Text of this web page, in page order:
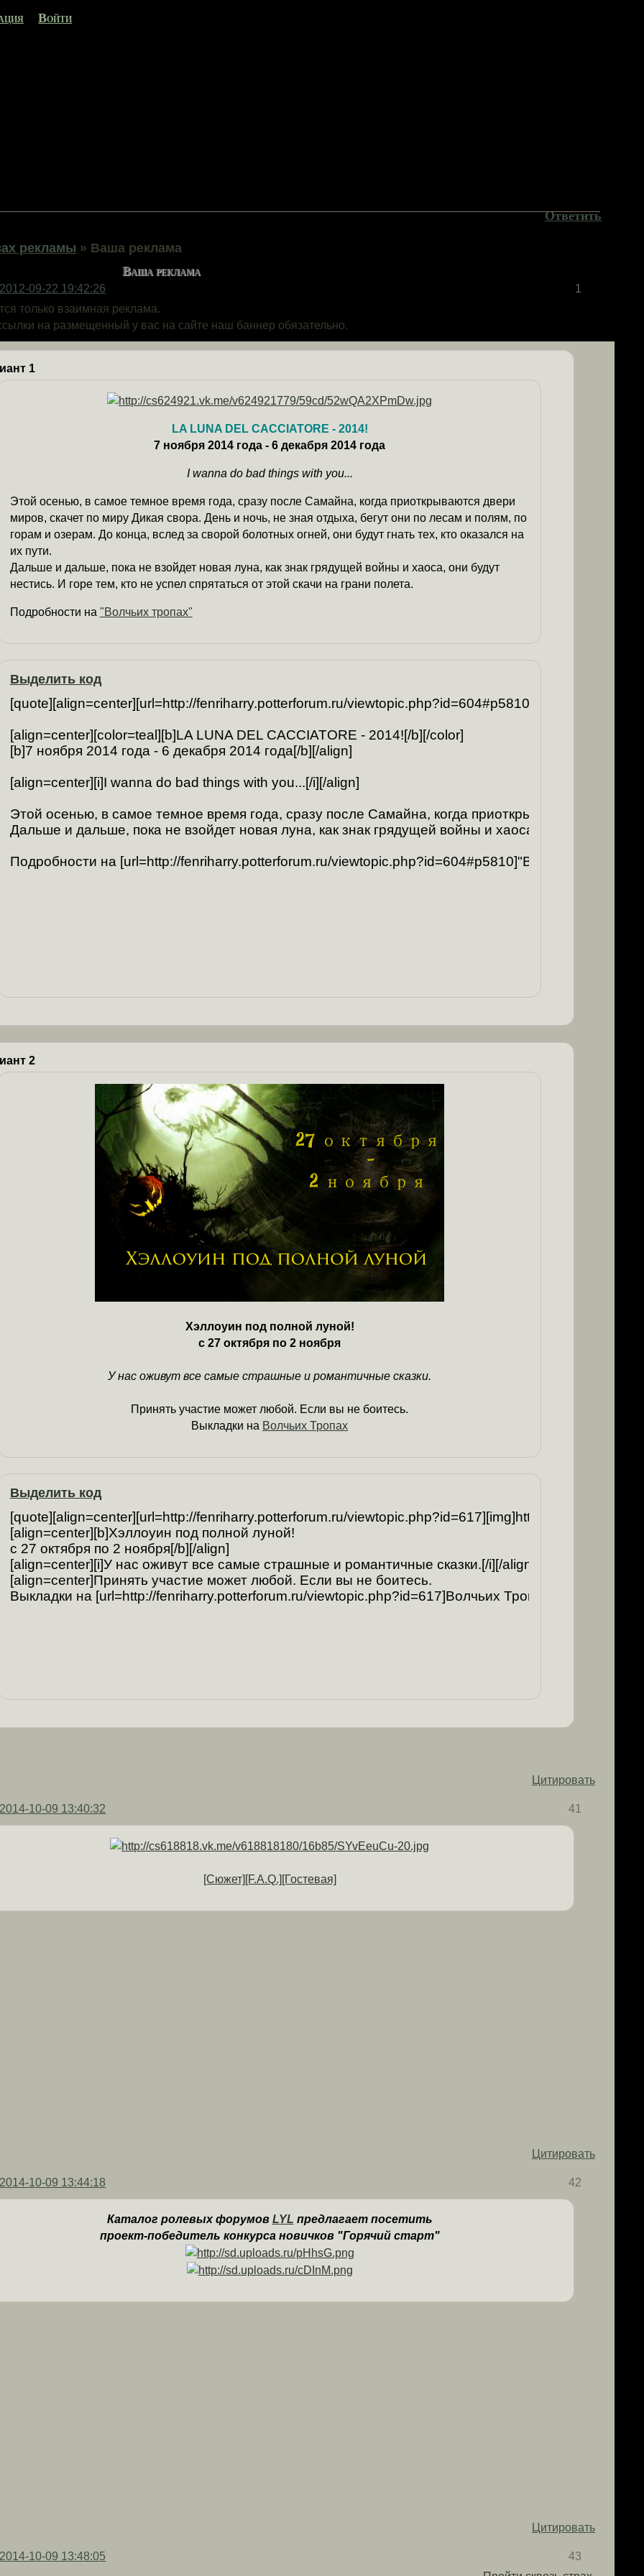
Войти
рекламы » Ваша реклама
Ваша реклама
Ответить
1
2012-09-22 19:42:26
только взаимная реклама.
на размещенный у вас на сайте наш баннер обязательно.
1
LA LUNA DEL CACCIATORE - 2014!
7 ноября 2014 года - 6 декабря 2014 года
I wanna do bad things with you...
Этой осенью, в самое темное время года, сразу после Самайна, когда приоткрываются двери
миров, скачет по миру Дикая свора. День и ночь, не зная отдыха, бегут они по лесам и полям, по
горам и озерам. До конца, вслед за сворой болотных огней, они будут гнать тех, кто оказался на
их пути.
Дальше и дальше, пока не взойдет новая луна, как знак грядущей войны и хаоса, они будут
нестись. И горе тем, кто не успел спрятаться от этой скачи на грани полета.
Подробности на "Волчьих тропах"
Выделить код
[quote][align=center][url=http://fenriharry.potterforum.ru/viewtopic.php?id=604#p5810][img]http://
[align=center][color=teal][b]LA LUNA DEL CACCIATORE - 2014![/b][/color]
[b]7 ноября 2014 года - 6 декабря 2014 года[/b][/align]
[align=center][i]I wanna do bad things with you...[/i][/align]
Этой осенью, в самое темное время года, сразу после Самайна, когда приоткрываются двери
Дальше и дальше, пока не взойдет новая луна, как знак грядущей войны и хаоса, они будут
Подробности на [url=http://fenriharry.potterforum.ru/viewtopic.php?id=604#p5810]"Волчьих тропах"[/
2
Хэллоуин под полной луной!
с 27 октября по 2 ноября
У нас оживут все самые страшные и романтичные сказки.
Принять участие может любой. Если вы не боитесь.
Выкладки на Волчьих Тропах
Выделить код
[quote][align=center][url=http://fenriharry.potterforum.ru/viewtopic.php?id=617][img]http://
[align=center][b]Хэллоуин под полной луной!
с 27 октября по 2 ноября[/b][/align]
[align=center][i]У нас оживут все самые страшные и романтичные сказки.[/i][/align]
[align=center]Принять участие может любой. Если вы не боитесь.
Выкладки на [url=http://fenriharry.potterforum.ru/viewtopic.php?id=617]Волчьих Тропах[/url][/align][/
Цитировать
41
2014-10-09 13:40:32
[Сюжет] [F.A.Q.] [Гостевая]
Цитировать
42
2014-10-09 13:44:18
Каталог ролевых форумов LYL предлагает посетить
проект-победитель конкурса новичков "Горячий старт"
Цитировать
43
2014-10-09 13:48:05